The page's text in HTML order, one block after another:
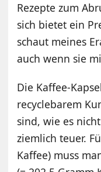
Rezepte zum
sich bietet ein
schaut meines
auch wenn sie
Die Kaffee-
recyclebarem
sind, wie es
ziemlich teuer.
Kaffee) muss